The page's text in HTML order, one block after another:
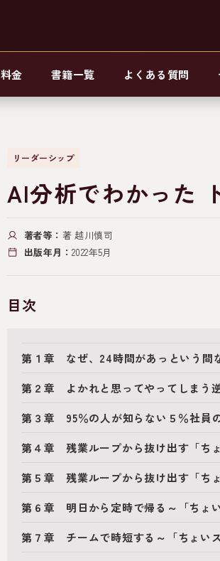
料金 書籍一覧 よくある質問
リーダーシップ
AI分析でわかった
著者等： 著 越川慎司
出版年月： 2022年5月
目次
第１章 なぜ、24時間があっという間
第２章 よかれと思ってやってしまう
第３章 95％の人が知らない５％社員
第４章 残業ループから抜け出す「ちょ
第５章 残業ループから抜け出す「ち
第６章 明日から定時で帰る～「ちょ
第７章 チームで時短する～「ちょい